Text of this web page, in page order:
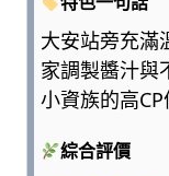
鑑，
大安站旁充滿
家調製醬汁與
小資族的高CP
綜合評價